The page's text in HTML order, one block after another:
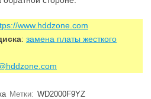
www.hddzone.com
: замена платы жесткого
Метки: WD2000F9YZ